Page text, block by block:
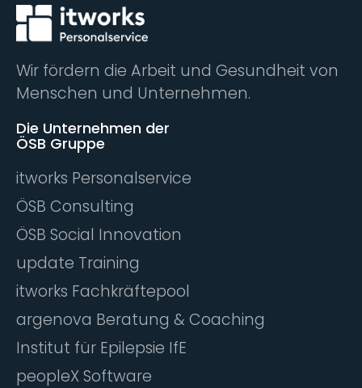
Wir fördern die Arbeit und Gesundheit von
Menschen und Unternehmen.
Die Unternehmen der
ÖSB Gruppe
itworks Personalservice
ÖSB Consulting
ÖSB Social Innovation
update Training
itworks Fachkräftepool
argenova Beratung & Coaching
Institut für Epilepsie IfE
peopleX Software